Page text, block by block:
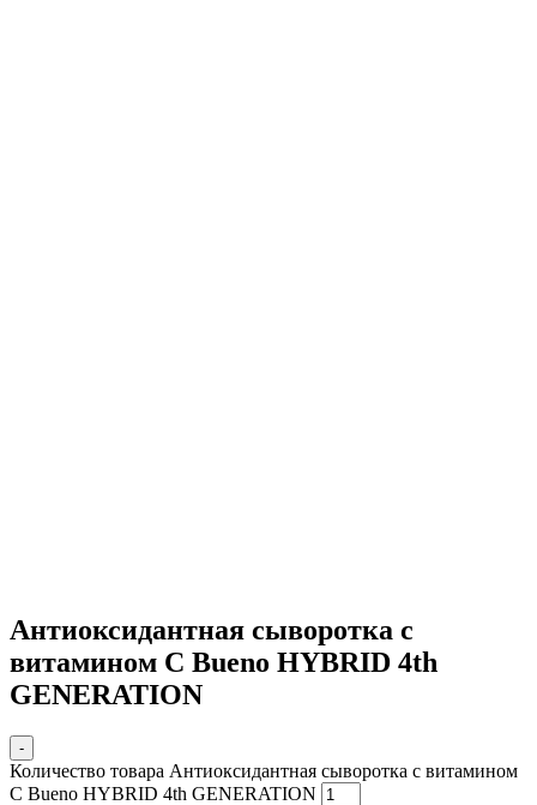
Антиоксидантная сыворотка с
витамином С Bueno HYBRID 4th
GENERATION
-
Количество товара Антиоксидантная сыворотка с витамином
С Bueno HYBRID 4th GENERATION